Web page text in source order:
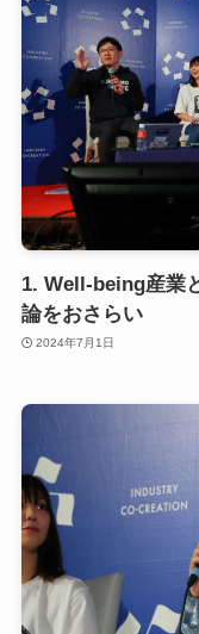
1. Well-being産業
論をおさらい
2024年7月1日